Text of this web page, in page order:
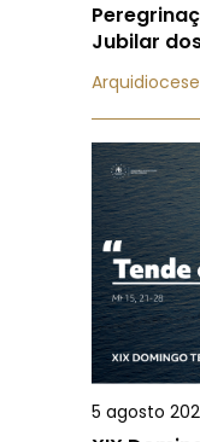
Jubilar
5 agosto